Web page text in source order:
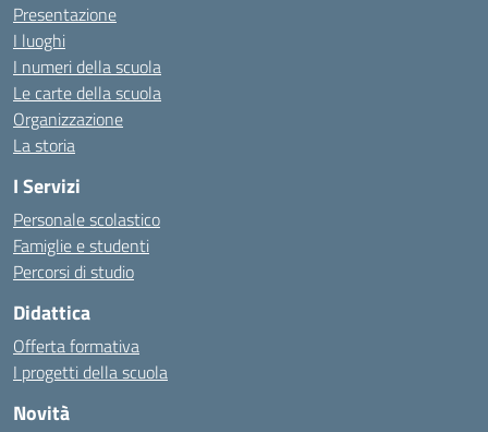
Presentazione
I luoghi
I numeri della scuola
Le carte della scuola
Organizzazione
La storia
I Servizi
Personale scolastico
Famiglie e studenti
Percorsi di studio
Didattica
Offerta formativa
I progetti della scuola
Novità